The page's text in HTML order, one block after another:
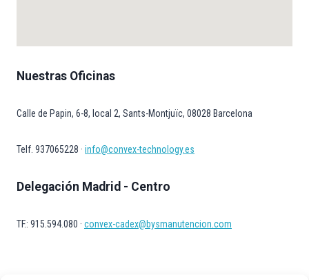
Nuestras Oficinas
Calle de Papin, 6-8, local 2, Sants-Montjuïc, 08028 Barcelona
Telf. 937065228 · info@convex-technology.es
Delegación Madrid - Centro
TF.: 915.594.080 · convex-cadex@bysmanutencion.com